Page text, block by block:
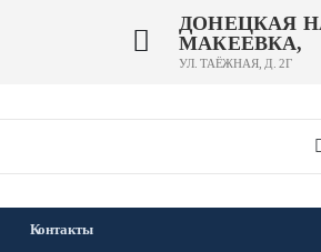
ДОНЕЦКАЯ
МАКЕЕВКА,
УЛ. ТАЁЖНАЯ, Д. 2Г
Контакты